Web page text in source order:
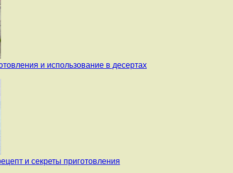
и использование в десертах
и секреты приготовления